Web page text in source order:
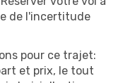
de l'incertitude
pour ce trajet:
et prix, le tout